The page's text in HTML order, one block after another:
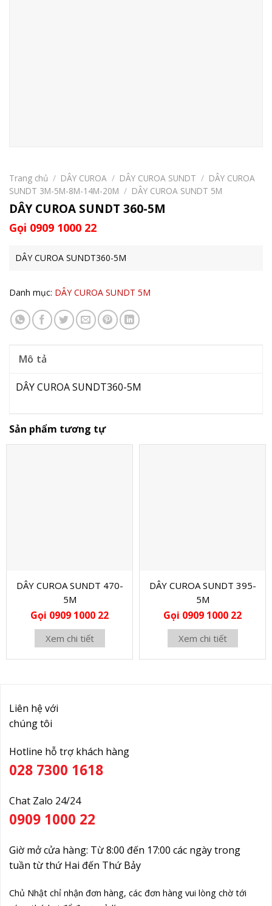
Trang chủ / DÂY CUROA / DÂY CUROA SUNDT / DÂY CUROA
SUNDT 3M-5M-8M-14M-20M / DÂY CUROA SUNDT 5M
DÂY CUROA SUNDT 360-5M
Gọi 0909 1000 22
DÂY CUROA SUNDT360-5M
Danh mục: DÂY CUROA SUNDT 5M
Mô tả
DÂY CUROA SUNDT360-5M
Sản phẩm tương tự
DÂY CUROA SUNDT 470-
5M
Gọi 0909 1000 22
Xem chi tiết
DÂY CUROA SUNDT 395-
5M
Gọi 0909 1000 22
Xem chi tiết
Liên hệ với
chúng tôi
Hotline hỗ trợ khách hàng
028 7300 1618
Chat Zalo 24/24
0909 1000 22
Giờ mở cửa hàng: Từ 8:00 đến 17:00 các ngày trong
tuần từ thứ Hai đến Thứ Bảy
Chủ Nhật chỉ nhận đơn hàng, các đơn hàng vui lòng chờ tới